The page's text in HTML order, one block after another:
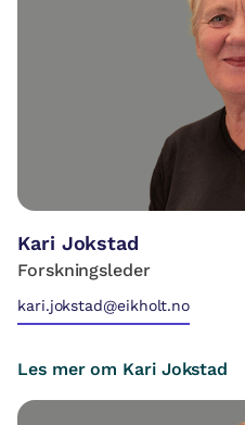
Kari Jokstad
Forskningsleder
kari.jokstad@eikholt.no
Les mer om Kari Jokstad